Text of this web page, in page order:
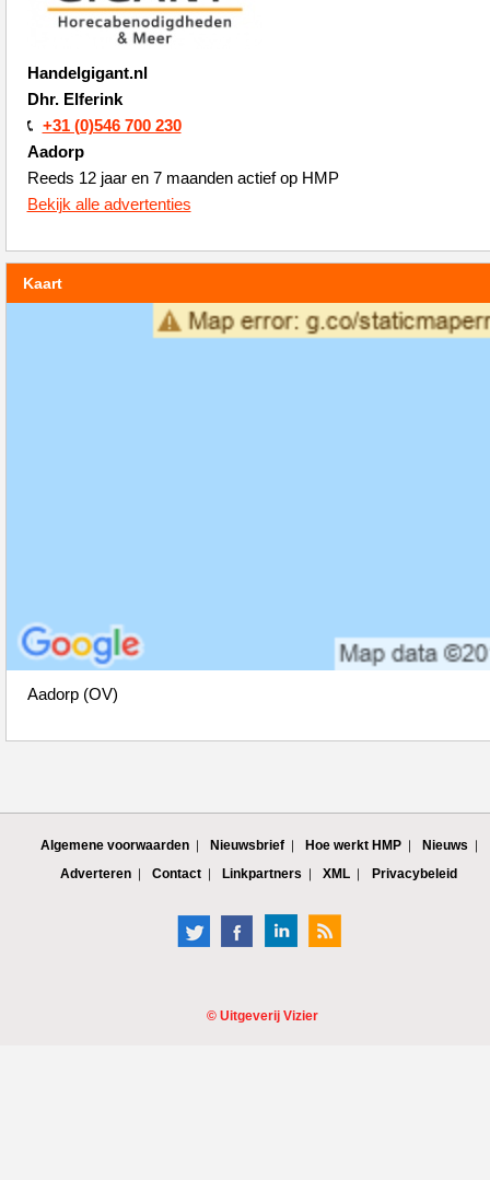
Handelgigant.nl
Dhr. Elferink
+31 (0)546 700 230
Aadorp
Reeds 12 jaar en 7 maanden actief op HMP
Bekijk alle advertenties
Kaart
Aadorp (OV)
Algemene voorwaarden Nieuwsbrief Hoe werkt HMP
Nieuws
Adverteren
Contact Linkpartners XML Privacybeleid
© Uitgeverij Vizier